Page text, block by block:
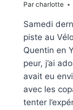
Parcharlotte
Samedi
piste au
Quentin en
peur, j’ai
avait eu
avec les
tenter